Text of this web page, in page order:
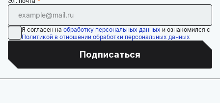
Я согласен на обработку персональных данных и ознакомился с
Политикой в отношении обработки персональных данных
Подписаться